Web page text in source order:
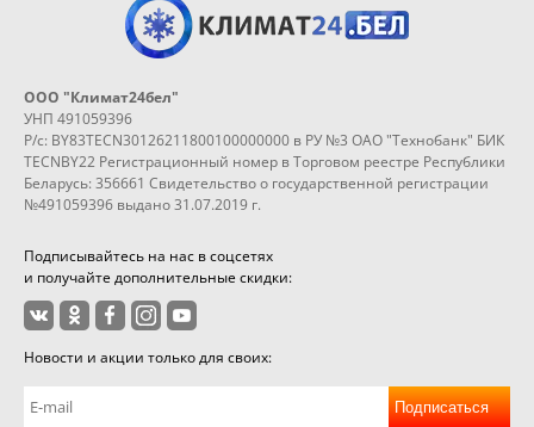
ООО "Климат24бел"
УНП 491059396
Р/с: BY83TECN30126211800100000000 в РУ №3 ОАО "Технобанк" БИК
TECNBY22 Регистрационный номер в Торговом реестре Республики
Беларусь: 356661 Свидетельство о государственной регистрации
№491059396 выдано 31.07.2019 г.
Подписывайтесь на нас в соцсетях
и получайте дополнительные скидки:
Новости и акции только для своих:
Подписаться